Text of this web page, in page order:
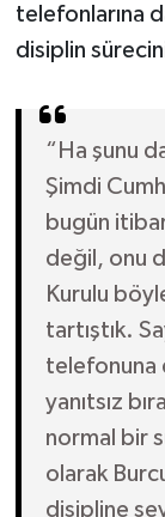
telefonlarına
disiplin
“Ha şunu
Şimdi
bugün
değil, onu
Kurulu
tartıştık.
telefonuna
yanıtsız
normal bir
olarak
disipline